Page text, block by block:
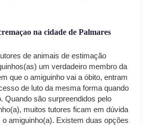
na cidade de Palmares
de animais de estimação
um verdadeiro membro da
que o amiguinho vai a óbito, entram
de luto da mesma forma quando
Quando são surpreendidos pelo
muitos tutores ficam em dúvida
amiguinho(a). Existem duas opções